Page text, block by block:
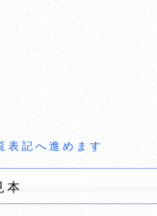
表記へ進めます
本